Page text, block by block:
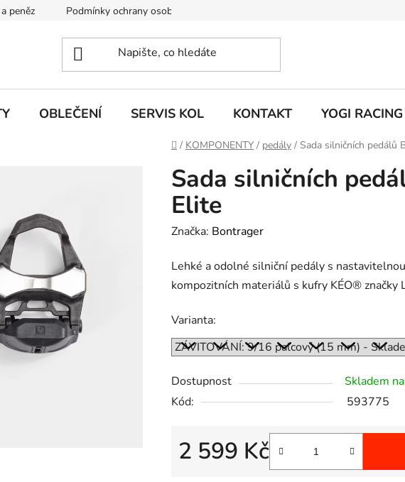
peněz Podmínky ochrany osobních údajů
OBLEČENÍ SERVIS KOL KONTAKT YOGI
Domů
/ KOMPONENTY / pedály / Sada silničních pedálů
Sada silničních
Elite
Značka: Bontrager
Lehké a odolné silniční pedály s
kompozitních materiálů s kufry KÉO® značky
Varianta:
Dostupnost
Skladem
Kód:
593775
2 599 Kč